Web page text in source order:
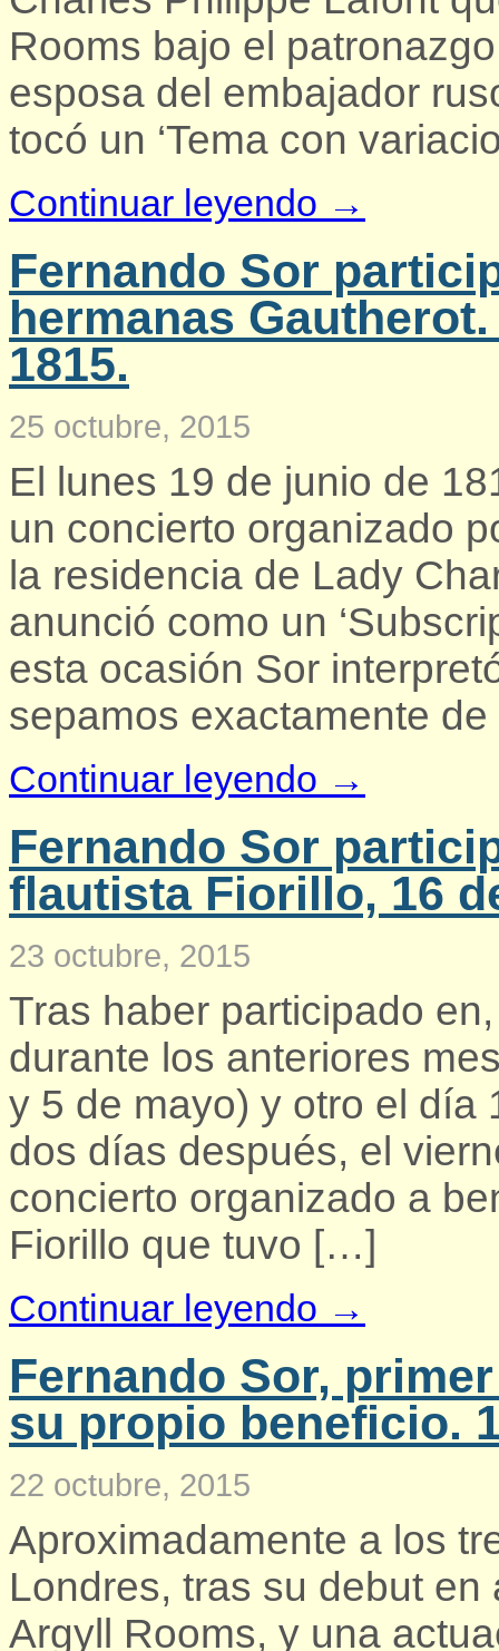
Rooms bajo el
esposa del embajador
tocó un ‘Tema con
Continuar leyendo →
Fernando Sor
hermanas
1815.
25 octubre, 2015
El lunes 19 de junio de
un concierto organizado
la residencia de Lady
anunció como un
esta ocasión Sor
sepamos exactamente
Continuar leyendo →
Fernando Sor
flautista Fiorillo, 16
23 octubre, 2015
Tras haber participado
durante los anteriores
y 5 de mayo) y otro el día
dos días después, el
concierto organizado a
Fiorillo que tuvo […]
Continuar leyendo →
Fernando Sor,
su propio beneficio.
22 octubre, 2015
Aproximadamente a los
Londres, tras su debut
Argyll Rooms, y una